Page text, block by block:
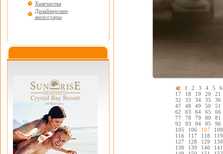
Химчистка
Дизайнерские
аксессуары
1 2 3 4 5
6
17
18 19 20
21
32
33 34 35
36
47
48 49 50
51
62
63 64 65
66
77
78 79 80
81
92
93 94 95
96
105
106 107
108
116
117 118
119
127
128 129
130
138
139 140
141